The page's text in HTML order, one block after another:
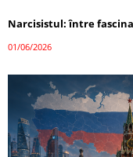
Narcisistul: între
01/06/2026